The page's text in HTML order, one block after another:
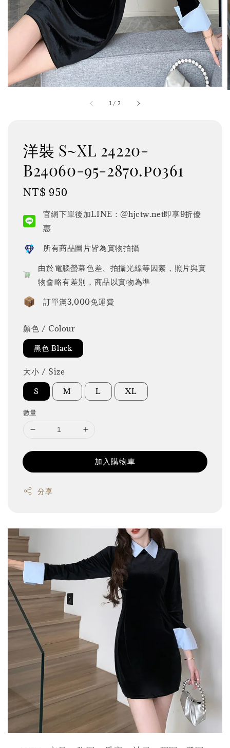
1 / 2
洋裝 S~XL 24220-
B24060-95-2870.p0361
Regular
NT$ 950
官網下單後加LINE：@hjctw.net即享9折優
惠
所有商品圖片皆為實物拍攝
由於電腦螢幕色差、拍攝光線等因素，照片與實
物會略有差別，商品以實物為準
訂單滿3,000免運費
顏色 / Colour
黑色 Black
大小 / Size
S M L XL
數量
加入購物車
分享